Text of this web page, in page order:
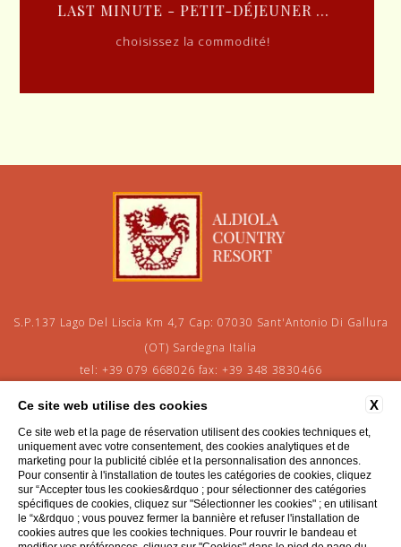
RÉSERVEZ TÔT ET ÉCONOMISEZ ...
choisissez la commodité!
S.P.137 Lago Del Liscia Km 4,7 Cap: 07030 Sant'Antonio Di Gallura
(OT) Sardegna Italia
tel: +39 079 668026 fax: +39 348 3830466
P.Iva: 01205930918
CONTACTS PRIVACY COOKIE POLICY
LES DONNÉES DE LA COMPAGNIE
ACCESSIBILITY
X
Ce site web utilise des cookies
Ce site web et la page de réservation utilisent des cookies techniques et,
uniquement avec votre consentement, des cookies analytiques et de
marketing pour la publicité ciblée et la personnalisation des annonces.
Pour consentir à l'installation de toutes les catégories de cookies, cliquez
sur “Accepter tous les cookies&rdquo ; pour sélectionner des catégories
spécifiques de cookies, cliquez sur "Sélectionner les cookies" ; en utilisant
le “x&rdquo ; vous pouvez fermer la bannière et refuser l'installation de
cookies autres que les cookies techniques. Pour rouvrir le bandeau et